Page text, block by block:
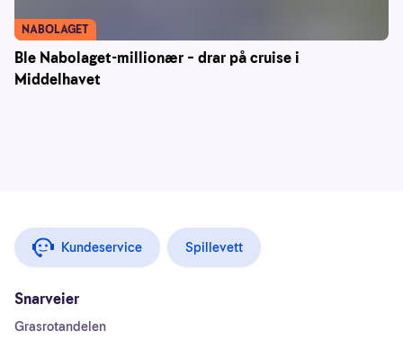
Ble Nabolaget-millionær – drar på cruise i
Middelhavet
NABOLAGET
Kundeservice Spillevett
Snarveier
Grasrotandelen